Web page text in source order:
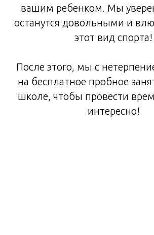
вашим ребенком. Мы
останутся довольными и
этот вид спорта!
После этого, мы с
на бесплатное пробное
школе, чтобы провести
интересно!